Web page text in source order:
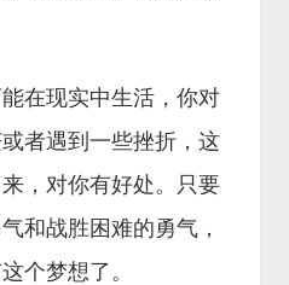
在现实中生活，你对
者遇到一些挫折，这
，对你有好处。只要
和战胜困难的勇气，
个梦想了。